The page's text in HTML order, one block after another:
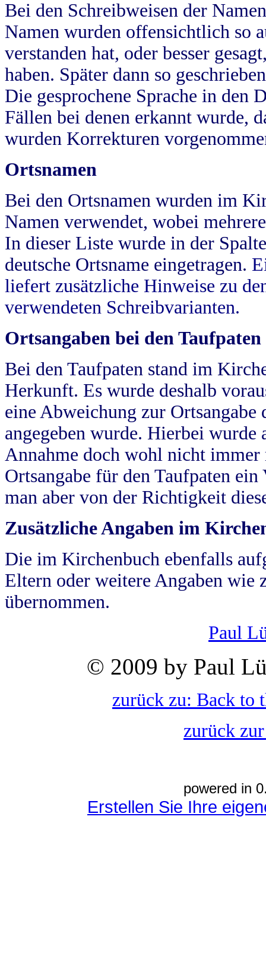
Bei den Schreibweisen der
Namen wurden offensichtlich so
verstanden hat, oder besser
haben. Später dann so
Die gesprochene Sprache in
Fällen bei denen erkannt wurde,
wurden Korrekturen
Ortsnamen
Bei den Ortsnamen wurden im
Namen verwendet, wobei
In dieser Liste wurde in der
deutsche Ortsname eingetragen.
liefert zusätzliche Hinweise zu
verwendeten Schreibvarianten.
Ortsangaben bei den Taufpaten
Bei den Taufpaten stand im
Herkunft. Es wurde deshalb
eine Abweichung zur
angegeben wurde. Hierbei wurde
Annahme doch wohl nicht
Ortsangabe für den Taufpaten
man aber von der Richtigkeit
Zusätzliche Angaben im
Die im Kirchenbuch ebenfalls
Eltern oder weitere Angaben wie
übernommen.
Paul
© 2009 by Paul
zurück zu: Back to
zurück
powered in
Erstellen Sie Ihre